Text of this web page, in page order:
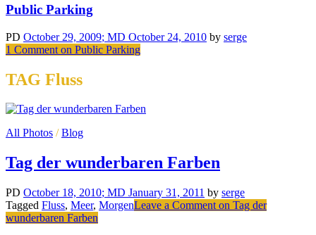
Public Parking
PD October 29, 2009; MD October 24, 2010 by serge
1 Comment on Public Parking
TAG Fluss
All Photos /Blog
Tag der wunderbaren Farben
PD October 18, 2010; MD January 31, 2011 by serge
Tagged Fluss, Meer, MorgenLeave a Comment on Tag der
wunderbaren Farben